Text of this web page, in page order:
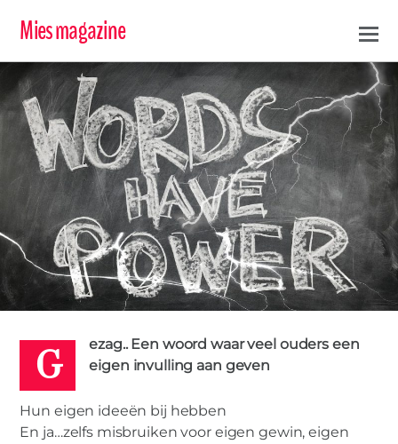
Mies magazine
RAFI
2 APRIL
0
G
ezag.. Een woord waar veel ouders een
eigen invulling aan geven
Hun eigen ideeën bij hebben
En ja…zelfs misbruiken voor eigen gewin, eigen